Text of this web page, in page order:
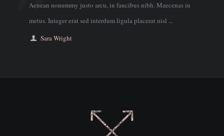
Aenean nonummy justo arcu, in faucibus nibh. Maecenas in
metus. Integer erat sed interdum ligula placerat nisl ...
Sara Wright